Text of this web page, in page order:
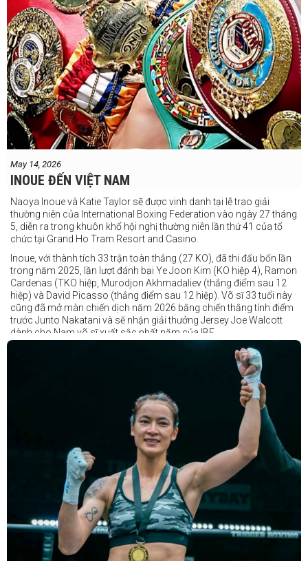
May 14, 2026
INOUE ĐẾN VIỆT NAM
Naoya Inoue và Katie Taylor sẽ được vinh danh tại lễ trao giải
thường niên của International Boxing Federation vào ngày 27 tháng
5, diễn ra trong khuôn khổ hội nghị thường niên lần thứ 41 của tổ
chức tại Grand Ho Tram Resort and Casino.
Inoue, với thành tích 33 trận toàn thắng (27 KO), đã thi đấu bốn lần
trong năm 2025, lần lượt đánh bại Ye Joon Kim (KO hiệp 4), Ramon
Cardenas (TKO hiệp, Murodjon Akhmadaliev (thắng điểm sau 12
hiệp) và David Picasso (thắng điểm sau 12 hiệp). Võ sĩ 33 tuổi này
cũng đã mở màn chiến dịch năm 2026 bằng chiến thắng tính điểm
trước Junto Nakatani và sẽ nhận giải thưởng Jersey Joe Walcott
dành cho Nam võ sĩ xuất sắc nhất năm của IBF.
Trong khi đó, Katie Taylor sẽ được trao danh hiệu Nữ võ sĩ xuất sắc
Dù chỉ thi đấu một trận trong năm 2025, nhưng đó lại là một trong
những màn trình diễn ấn tượng nhất trong sự nghiệp lẫy lừng với
thành tích 25 thắng - 1 thua (6 KO) của Taylor. Cô đã đánh bại đối
thủ lâu năm Amanda Serrano bằng chiến thắng tính điểm đồng
thuận trong trận thứ ba — và có thể là cuối cùng — của cặp đấu này
tại Madison Square Garden vào tháng 7.
Chiến thắng này nối tiếp hai trận thắng gây nhiều tranh cãi trước
Serrano vào các năm 2022 và 2024. Tuy nhiên lần này, không còn
bất kỳ nghi ngờ nào khi Taylor hoàn toàn vượt trội trong suốt 10
Sẽ còn thêm nhiều thông tin sắp được cập nhật